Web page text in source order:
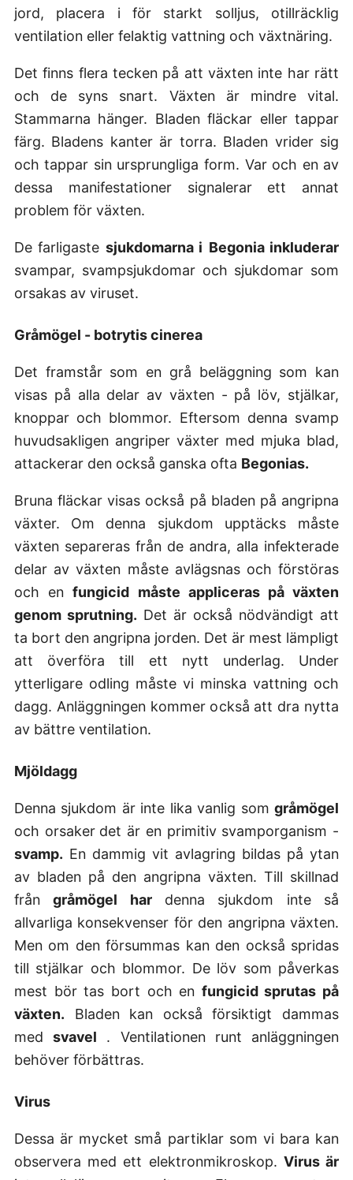
jord, placera i för starkt solljus, otillräcklig
ventilation eller felaktig vattning och växtnäring.
Det finns flera tecken på att växten inte har rätt
och de syns snart. Växten är mindre vital.
Stammarna hänger. Bladen fläckar eller tappar
färg. Bladens kanter är torra. Bladen vrider sig
och tappar sin ursprungliga form. Var och en av
dessa manifestationer signalerar ett annat
problem för växten.
De farligaste sjukdomarna i Begonia inkluderar
svampar, svampsjukdomar och sjukdomar som
orsakas av viruset.
Gråmögel - botrytis cinerea
Det framstår som en grå beläggning som kan
visas på alla delar av växten - på löv, stjälkar,
knoppar och blommor. Eftersom denna svamp
huvudsakligen angriper växter med mjuka blad,
attackerar den också ganska ofta Begonias.
Bruna fläckar visas också på bladen på angripna
växter.
Om denna sjukdom upptäcks måste
växten separeras från de andra, alla infekterade
delar av växten måste avlägsnas och förstöras
och enfungicid måste appliceras på växten
genom sprutning. Det är också nödvändigt att
ta bort den angripna jorden. Det är mest lämpligt
att överföra till ett nytt underlag. Under
ytterligare odling måste vi minska vattning och
dagg. Anläggningen kommer också att dra nytta
av bättre ventilation.
Mjöldagg
Denna sjukdom är inte lika vanlig somgråmögel
och orsaker det är en primitiv svamporganism -
svamp. En dammig vit avlagring bildas på ytan
av bladen på den angripna växten. Till skillnad
frångråmögel hardenna sjukdom inte så
allvarliga konsekvenser för den angripna växten.
Men om den försummas kan den också spridas
till stjälkar och blommor. De löv som påverkas
mest bör tas bort och en fungicid sprutas på
växten. Bladen kan också försiktigt dammas
medsvavel . Ventilationen runt anläggningen
behöver förbättras.
Virus
Dessa är mycket små partiklar som vi bara kan
observera med ett elektronmikroskop. Virus är